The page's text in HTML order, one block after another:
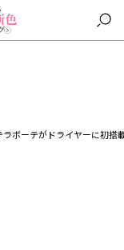
ラボーテがドライヤーに初